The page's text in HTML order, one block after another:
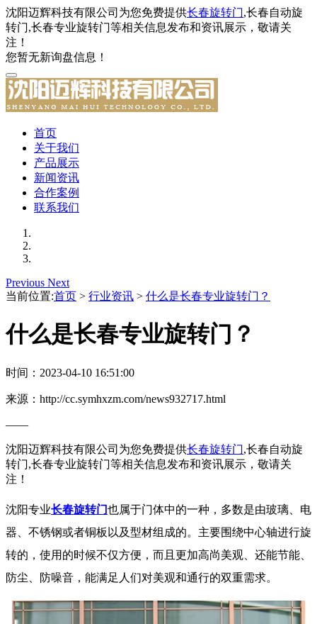
沈阳迈辉科技有限公司为您免费提供长春旋转门,长春自动旋
转门,长春专业旋转门等相关信息发布和资讯展示，敬请关
注！
您暂无新询盘信息！
首页
关于我们
产品展示
新闻资讯
合作案例
联系我们
Previous Next
当前位置:首页 > 行业资讯 > 什么是长春专业旋转门？
什么是长春专业旋转门？
时间：2023-04-10 16:51:00
来源：http://cc.symhxzm.com/news932717.html
——
沈阳迈辉科技有限公司为您免费提供长春旋转门,长春自动旋
转门,长春专业旋转门等相关信息发布和资讯展示，敬请关
注！
沈阳专业长春旋转门也属于门体中的一种，多数是由玻璃、电
器、不锈钢或者铜板以及型材组成的。主要围绕中心轴进行旋
转的，使用的时候不仅方便，而且更加高尚美观、还能节能、
防尘、防噪音，能满足人们对美观和通行的双重需求。